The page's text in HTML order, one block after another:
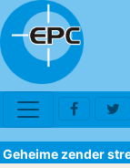
Geheime zender